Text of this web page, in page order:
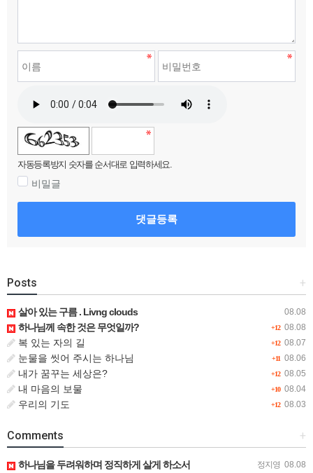
자동등록방지 숫자를 순서대로 입력하세요.
비밀글
댓글등록
+
Posts
08.08
살아 있는 구름 . Livng clouds
+12 08.08
하나님께 속한 것은 무엇일까?
+12 08.07
복 있는 자의 길
+11 08.06
눈물을 씻어 주시는 하나님
+12 08.05
내가 꿈꾸는 세상은?
+10 08.04
내 마음의 보물
+12 08.03
우리의 기도
+
Comments
정지영 08.08
하나님을 두려워하며 정직하게 살게 하소서